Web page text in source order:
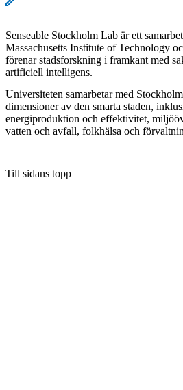
Senseable Stockholm Lab är ett
Massachusetts Institute of Technology
förenar stadsforskning i framkant med
artificiell intelligens.
Universiteten samarbetar med
dimensioner av den smarta staden,
energiproduktion och effektivitet,
vatten och avfall, folkhälsa och
Till sidans topp